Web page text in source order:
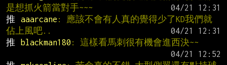
是想抓火箭當對手~~~
推
aaarcane : 應該不會有人真的覺得少了KD我們就
佔上風吧..
推
blackman180 : 這樣看馬刺很有機會進西決~~